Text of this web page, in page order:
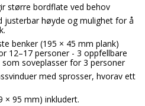
større bordflate ved behov
justerbar høyde og mulighet for å
benker (195 × 45 mm plank)
12–17 personer - 3 oppfellbare
soveplasser for 3 personer
med sprosser, hvorav ett
× 95 mm) inkludert.